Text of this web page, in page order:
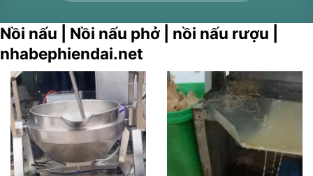
Nồi nấu | Nồi nấu phở | nồi nấu rượu |
nhabephiendai.net